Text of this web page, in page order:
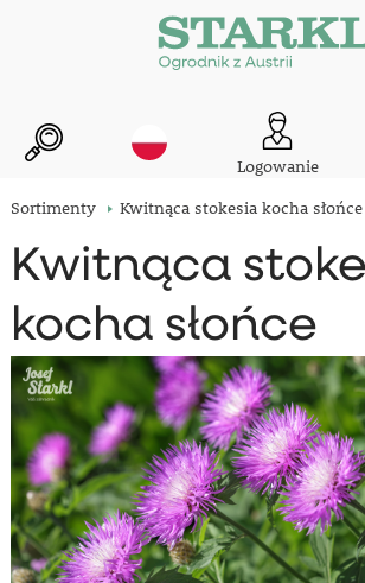
Logowanie
Sortimenty Kwitnąca stokesia kocha słońce
Kwitnąca
kocha słońce